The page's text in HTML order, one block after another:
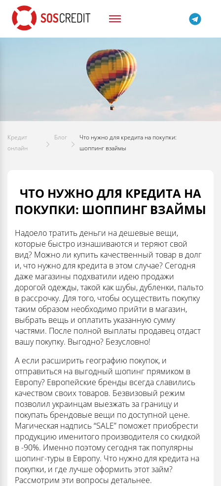
Кредит
онлайн
Блог
Что нужно для кредита на покупки:
шоппинг взаймы
ЧТО НУЖНО ДЛЯ КРЕДИТА НА
ПОКУПКИ: ШОППИНГ ВЗАЙМЫ
Надоело тратить деньги на дешевые вещи,
которые быстро изнашиваются и теряют свой
вид? Можно ли купить качественный товар в долг
и, что нужно для кредита в этом случае? Сегодня
даже магазины подхватили идею продажи
дорогой одежды, такой как шубы, дубленки, пальто
в рассрочку. Для того, чтобы осуществить покупку
таким образом необходимо прийти в магазин,
выбрать вещь и оплатить указанную сумму
частями. После полной выплаты продавец отдаст
вашу покупку. Выгодно? Безусловно!
А если расширить географию покупок, и
отправиться на выгодный шопинг прямиком в
Европу? Европейские бренды всегда славились
качеством своих товаров. Безвизовый режим
позволил украинцам выезжать за границу и
покупать брендовые вещи по доступной цене.
Магическая надпись “SALE” поможет приобрести
продукцию именитого производителя со скидкой
в -90%. Именно поэтому сегодня так популярны
шопинг-туры в Европу. Что нужно для кредита на
покупки, и где лучше оформить этот займ?
Рассмотрим эти вопросы детальнее.